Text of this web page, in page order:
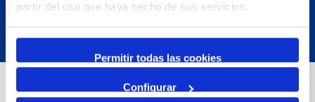
partir del uso que haya hecho de sus servicios.
Permitir todas las cookies
Configurar
Dades de Contacte